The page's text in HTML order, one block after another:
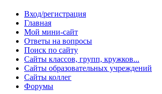
Вход/регистрация
Главная
Мой мини-сайт
Ответы на вопросы
Поиск по сайту
Сайты классов, групп, кружков...
Сайты образовательных учреждений
Сайты коллег
Форумы